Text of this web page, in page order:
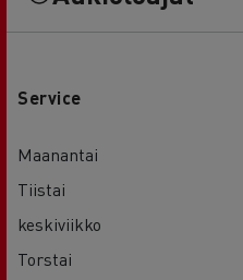
Service
Maanantai
Tiistai
keskiviikko
Torstai